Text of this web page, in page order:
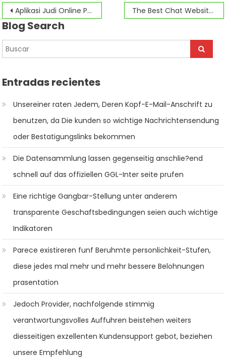
Navegación
de
entradas
Aplikasi Judi Online Paling Banyak Dipakai Orang Indonesia The Best Chat Websites Rooms Not Sponsored No Affiliate Hyperlinks
Blog Search
Entradas recientes
Unsereiner raten Jedem, Deren Kopf-E-Mail-Anschrift zu
benutzen, da Die kunden so wichtige Nachrichtensendung
oder Bestatigungslinks bekommen
Die Datensammlung lassen gegenseitig anschlie?end
schnell auf das offiziellen GGL-Inter seite prufen
Eine richtige Gangbar-Stellung unter anderem
transparente Geschaftsbedingungen seien auch wichtige
Indikatoren
Parece existireren funf Beruhmte personlichkeit-Stufen,
diese jedes mal mehr und mehr bessere Belohnungen
prasentation
Jedoch Provider, nachfolgende stimmig
verantwortungsvolles Auffuhren beistehen weiters
diesseitigen exzellenten Kundensupport gebot, beziehen
unsere Empfehlung